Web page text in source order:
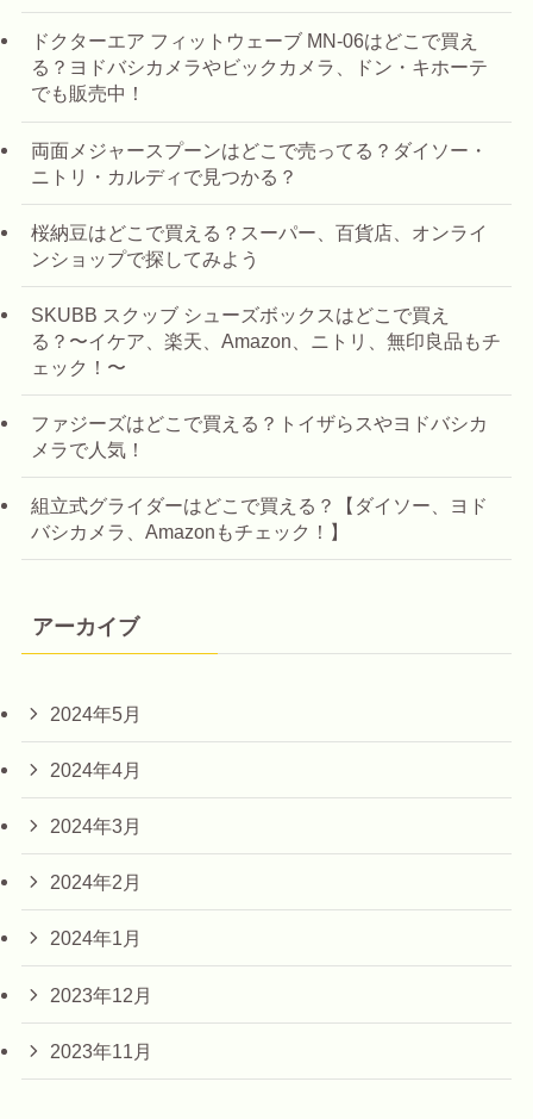
ドクターエア フィットウェーブ MN-06はどこで買え
る？ヨドバシカメラやビックカメラ、ドン・キホーテ
でも販売中！
両面メジャースプーンはどこで売ってる？ダイソー・
ニトリ・カルディで見つかる？
桜納豆はどこで買える？スーパー、百貨店、オンライ
ンショップで探してみよう
SKUBB スクッブ シューズボックスはどこで買え
る？〜イケア、楽天、Amazon、ニトリ、無印良品もチ
ェック！〜
ファジーズはどこで買える？トイザらスやヨドバシカ
メラで人気！
組立式グライダーはどこで買える？【ダイソー、ヨド
バシカメラ、Amazonもチェック！】
アーカイブ
2024年5月
2024年4月
2024年3月
2024年2月
2024年1月
2023年12月
2023年11月